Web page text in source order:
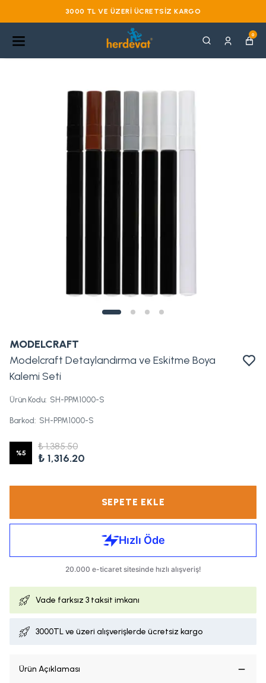
3000 TL VE ÜZERI ÜCRETSIZ KARGO
0
MODELCRAFT
Modelcraft Detaylandırma ve Eskitme Boya
Kalemi Seti
Ürün Kodu: SH-PPM1000-S
Barkod: SH-PPM1000-S
%5
₺ 1,385.50
₺ 1,316.20
SEPETE EKLE
Vade farksız 3 taksit imkanı
3000TL ve üzeri alışverişlerde ücretsiz kargo
Ürün Açıklaması